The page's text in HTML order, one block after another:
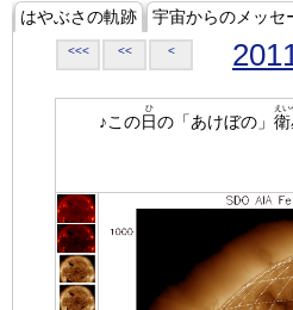
はやぶさの軌跡 宇宙からのメッセ
<<< << <
♪この日
ひ
の「あけぼの」
えい